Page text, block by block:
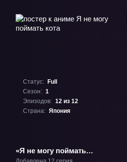
Статус:
Full
Сезон: 1
Эпизодов: 12 из 12
Страна: Япония
«Я не могу поймать
кота» ТВ-1